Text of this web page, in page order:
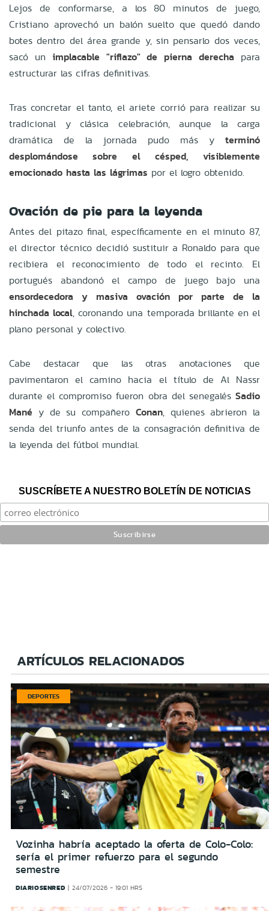
Lejos de conformarse, a los 80 minutos de juego,
Cristiano aprovechó un balón suelto que quedó dando
botes dentro del área grande y, sin pensarlo dos veces,
sacó un implacable "riflazo" de pierna derecha para
estructurar las cifras definitivas.
Tras concretar el tanto, el ariete corrió para realizar su
tradicional y clásica celebración, aunque la carga
dramática de la jornada pudo más y terminó
desplomándose sobre el césped, visiblemente
emocionado hasta las lágrimas por el logro obtenido.
Ovación de pie para la leyenda
Antes del pitazo final, específicamente en el minuto 87,
el director técnico decidió sustituir a Ronaldo para que
recibiera el reconocimiento de todo el recinto. El
portugués abandonó el campo de juego bajo una
ensordecedora y masiva ovación por parte de la
hinchada local, coronando una temporada brillante en el
plano personal y colectivo.
Cabe destacar que las otras anotaciones que
pavimentaron el camino hacia el título de Al Nassr
durante el compromiso fueron obra del senegalés Sadio
Mané y de su compañero Conan, quienes abrieron la
senda del triunfo antes de la consagración definitiva de
la leyenda del fútbol mundial.
SUSCRÍBETE A NUESTRO BOLETÍN DE NOTICIAS
ARTÍCULOS RELACIONADOS
DEPORTES
Vozinha habría aceptado la oferta de Colo-Colo:
sería el primer refuerzo para el segundo
semestre
DIARIOSENRED 24/07/2026 - 19:01 HRS